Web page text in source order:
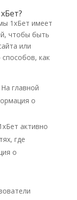
1хБет имеет
чтобы быть
или
как
На главной
о
активно
где
о